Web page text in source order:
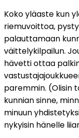
Koko yläaste kun
riemuvoittoa,
palauttamaan
väittelykilpailun.
hävetti ottaa
paremmin. (Olisin
kunnian sinne,
minuun
nykyisin hänelle